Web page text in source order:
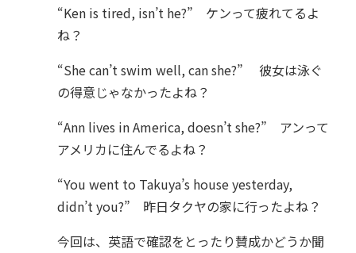
“Ken is tired, isn’t he?” ケンって疲れてるよ
ね？
“She can’t swim well, can she?” 彼女は泳ぐ
の得意じゃなかったよね？
“Ann lives in America, doesn’t she?” アンって
アメリカに住んでるよね？
“You went to Takuya’s house yesterday,
didn’t you?” 昨日タクヤの家に行ったよね？
今回は、英語で確認をとったり賛成かどうか聞